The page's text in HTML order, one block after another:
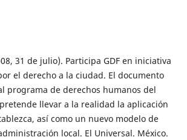
31 de julio). Participa GDF en iniciativa
el derecho a la ciudad. El documento
programa de derechos humanos del
llevar a la realidad la aplicación
así como un nuevo modelo de
local. El Universal. México.